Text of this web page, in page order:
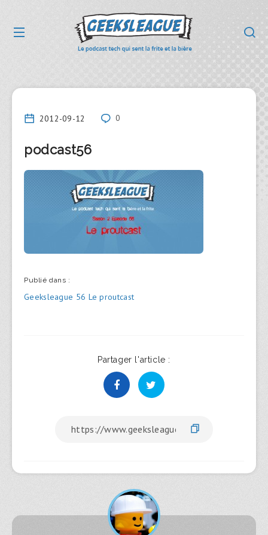
2012-09-12 0
podcast56
Publié dans :
Navigation
Geeksleague 56 Le proutcast
Partager l'article :